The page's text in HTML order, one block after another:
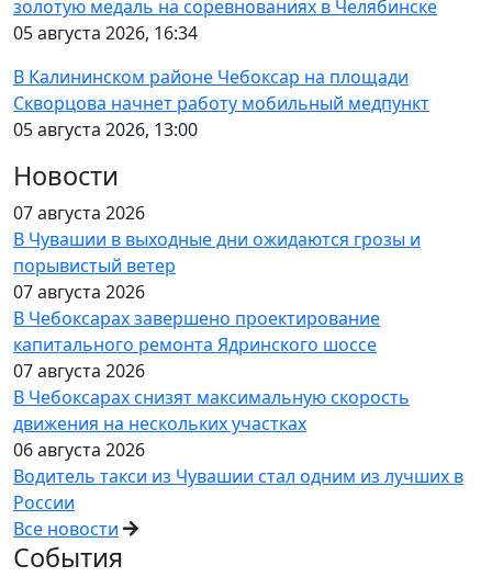
золотую медаль на соревнованиях в Челябинске
05 августа 2026, 16:34
В Калининском районе Чебоксар на площади
Скворцова начнет работу мобильный медпункт
05 августа 2026, 13:00
Новости
07 августа 2026
В Чувашии в выходные дни ожидаются грозы и
порывистый ветер
07 августа 2026
В Чебоксарах завершено проектирование
капитального ремонта Ядринского шоссе
07 августа 2026
В Чебоксарах снизят максимальную скорость
движения на нескольких участках
06 августа 2026
Водитель такси из Чувашии стал одним из лучших в
России
Все новости
События